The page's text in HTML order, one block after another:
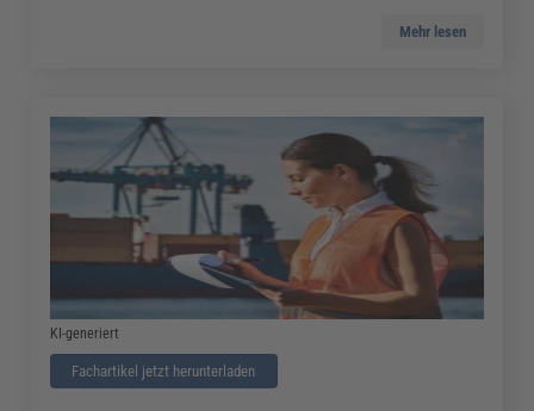
Mehr lesen
KI-generiert
Fachartikel jetzt herunterladen